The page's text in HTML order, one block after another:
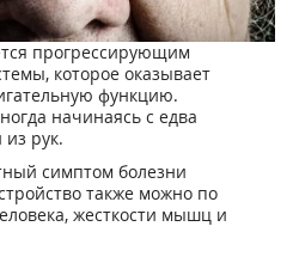
прогрессирующим
которое оказывает
функцию.
начинаясь с едва
рук.
симптом болезни
также можно по
жесткости мышц и